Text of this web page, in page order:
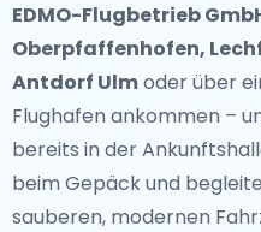
EDMO-Flugbetrieb
Oberpfaffenhofen,
Antdorf Ulmoder über
Flughafen ankommen –
bereits in der
beim Gepäck und
sauberen, modernen